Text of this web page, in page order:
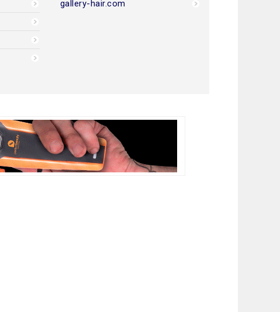
gallery-hair.com